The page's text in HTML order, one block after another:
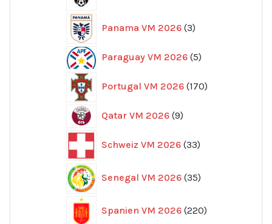
Panama VM 2026 3
produkter
Paraguay VM 2026 55
Portugal VM 2026 170
produkter
Qatar VM 2026 99
Schweiz VM 2026 33
produkter
Senegal VM 2026 35
produkter
Spanien VM 2026 220
produkter